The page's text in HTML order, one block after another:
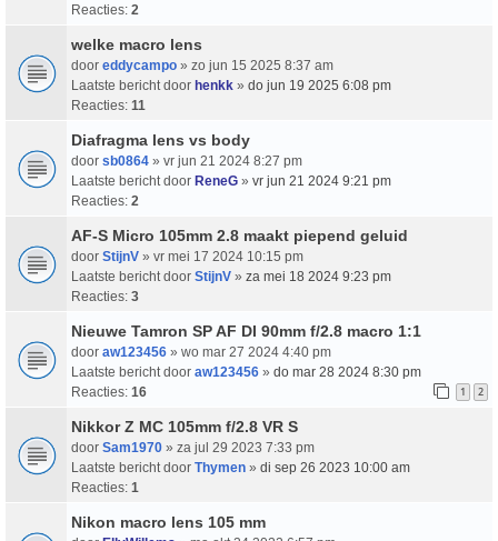
Reacties: 2
welke macro lens
door eddycampo » zo jun 15 2025 8:37 am
Laatste bericht door henkk » do jun 19 2025 6:08 pm
Reacties: 11
Diafragma lens vs body
door sb0864 » vr jun 21 2024 8:27 pm
Laatste bericht door ReneG » vr jun 21 2024 9:21 pm
Reacties: 2
AF-S Micro 105mm 2.8 maakt piepend geluid
door StijnV » vr mei 17 2024 10:15 pm
Laatste bericht door StijnV » za mei 18 2024 9:23 pm
Reacties: 3
Nieuwe Tamron SP AF DI 90mm f/2.8 macro 1:1
door aw123456 » wo mar 27 2024 4:40 pm
Laatste bericht door aw123456 » do mar 28 2024 8:30 pm
Reacties: 16 1 2
Nikkor Z MC 105mm f/2.8 VR S
door Sam1970 » za jul 29 2023 7:33 pm
Laatste bericht door Thymen » di sep 26 2023 10:00 am
Reacties: 1
Nikon macro lens 105 mm